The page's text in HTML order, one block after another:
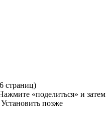
страниц)
«поделиться» и затем
Установить позже